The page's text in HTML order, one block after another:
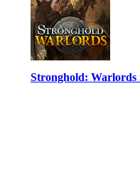
Stronghold: Warlords